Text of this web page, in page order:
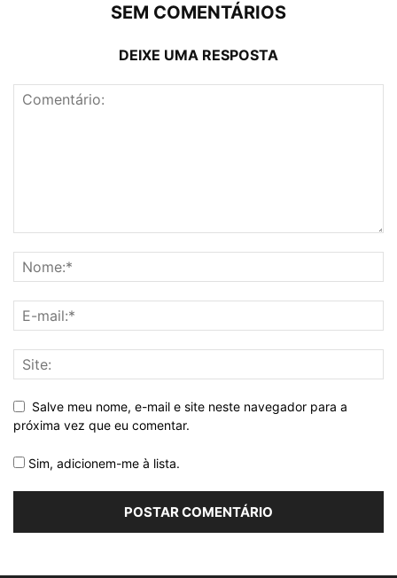
SEM COMENTÁRIOS
DEIXE UMA RESPOSTA
Salve meu nome, e-mail e site neste navegador para a
próxima vez que eu comentar.
Sim, adicionem-me à lista.